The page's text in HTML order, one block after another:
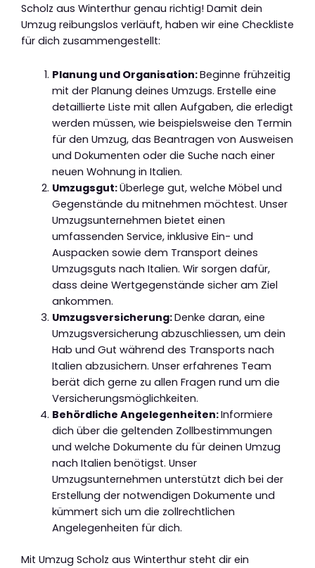
Scholz aus Winterthur genau richtig! Damit dein
Umzug reibungslos verläuft, haben wir eine Checkliste
für dich zusammengestellt:
Planung und Organisation:Beginne frühzeitig
mit der Planung deines Umzugs. Erstelle eine
detaillierte Liste mit allen Aufgaben, die erledigt
werden müssen, wie beispielsweise den Termin
für den Umzug, das Beantragen von Ausweisen
und Dokumenten oder die Suche nach einer
neuen Wohnung in Italien.
Umzugsgut:Überlege gut, welche Möbel und
Gegenstände du mitnehmen möchtest. Unser
Umzugsunternehmen bietet einen
umfassenden Service, inklusive Ein- und
Auspacken sowie dem Transport deines
Umzugsguts nach Italien. Wir sorgen dafür,
dass deine Wertgegenstände sicher am Ziel
ankommen.
Umzugsversicherung:Denke daran, eine
Umzugsversicherung abzuschliessen, um dein
Hab und Gut während des Transports nach
Italien abzusichern. Unser erfahrenes Team
berät dich gerne zu allen Fragen rund um die
Versicherungsmöglichkeiten.
Behördliche Angelegenheiten:Informiere
dich über die geltenden Zollbestimmungen
und welche Dokumente du für deinen Umzug
nach Italien benötigst. Unser
Umzugsunternehmen unterstützt dich bei der
Erstellung der notwendigen Dokumente und
kümmert sich um die zollrechtlichen
Angelegenheiten für dich.
Mit Umzug Scholz aus Winterthur steht dir ein